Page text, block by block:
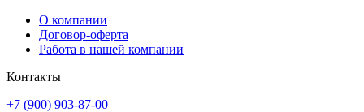
О компании
Договор-оферта
Работа в нашей компании
Контакты
+7 (900) 903-87-00